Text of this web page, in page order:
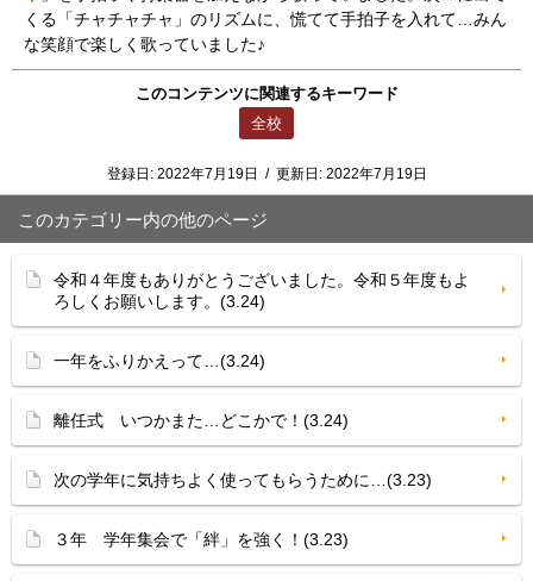
くる「チャチャチャ」のリズムに、慌てて手拍子を入れて…みん
な笑顔で楽しく歌っていました♪
このコンテンツに関連するキーワード
全校
登録日: 2022年7月19日 / 更新日: 2022年7月19日
このカテゴリー内の他のページ
令和４年度もありがとうございました。令和５年度もよ
ろしくお願いします。(3.24)
一年をふりかえって…(3.24)
離任式 いつかまた…どこかで！(3.24)
次の学年に気持ちよく使ってもらうために…(3.23)
３年 学年集会で「絆」を強く！(3.23)